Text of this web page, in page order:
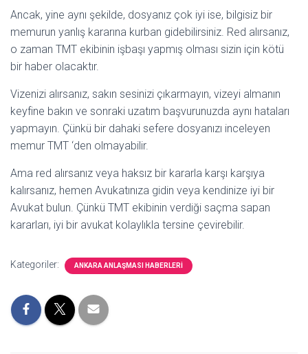
Ancak, yine aynı şekilde, dosyanız çok iyi ise, bilgisiz bir
memurun yanlış kararına kurban gidebilirsiniz. Red alırsanız,
o zaman TMT ekibinin işbaşı yapmış olması sizin için kötü
bir haber olacaktır.
Vizenizi alırsanız, sakın sesinizi çıkarmayın, vizeyi almanın
keyfine bakın ve sonraki uzatım başvurunuzda aynı hataları
yapmayın. Çünkü bir dahaki sefere dosyanızı inceleyen
memur TMT ‘den olmayabilir.
Ama red alırsanız veya haksız bir kararla karşı karşıya
kalırsanız, hemen Avukatınıza gidin veya kendinize iyi bir
Avukat bulun. Çünkü TMT ekibinin verdiği saçma sapan
kararları, iyi bir avukat kolaylıkla tersine çevirebilir.
Kategoriler: ANKARA ANLAŞMASI HABERLERI